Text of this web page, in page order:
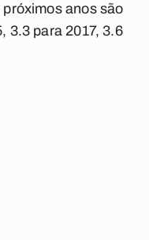
anos são
3.3 para 2017, 3.6